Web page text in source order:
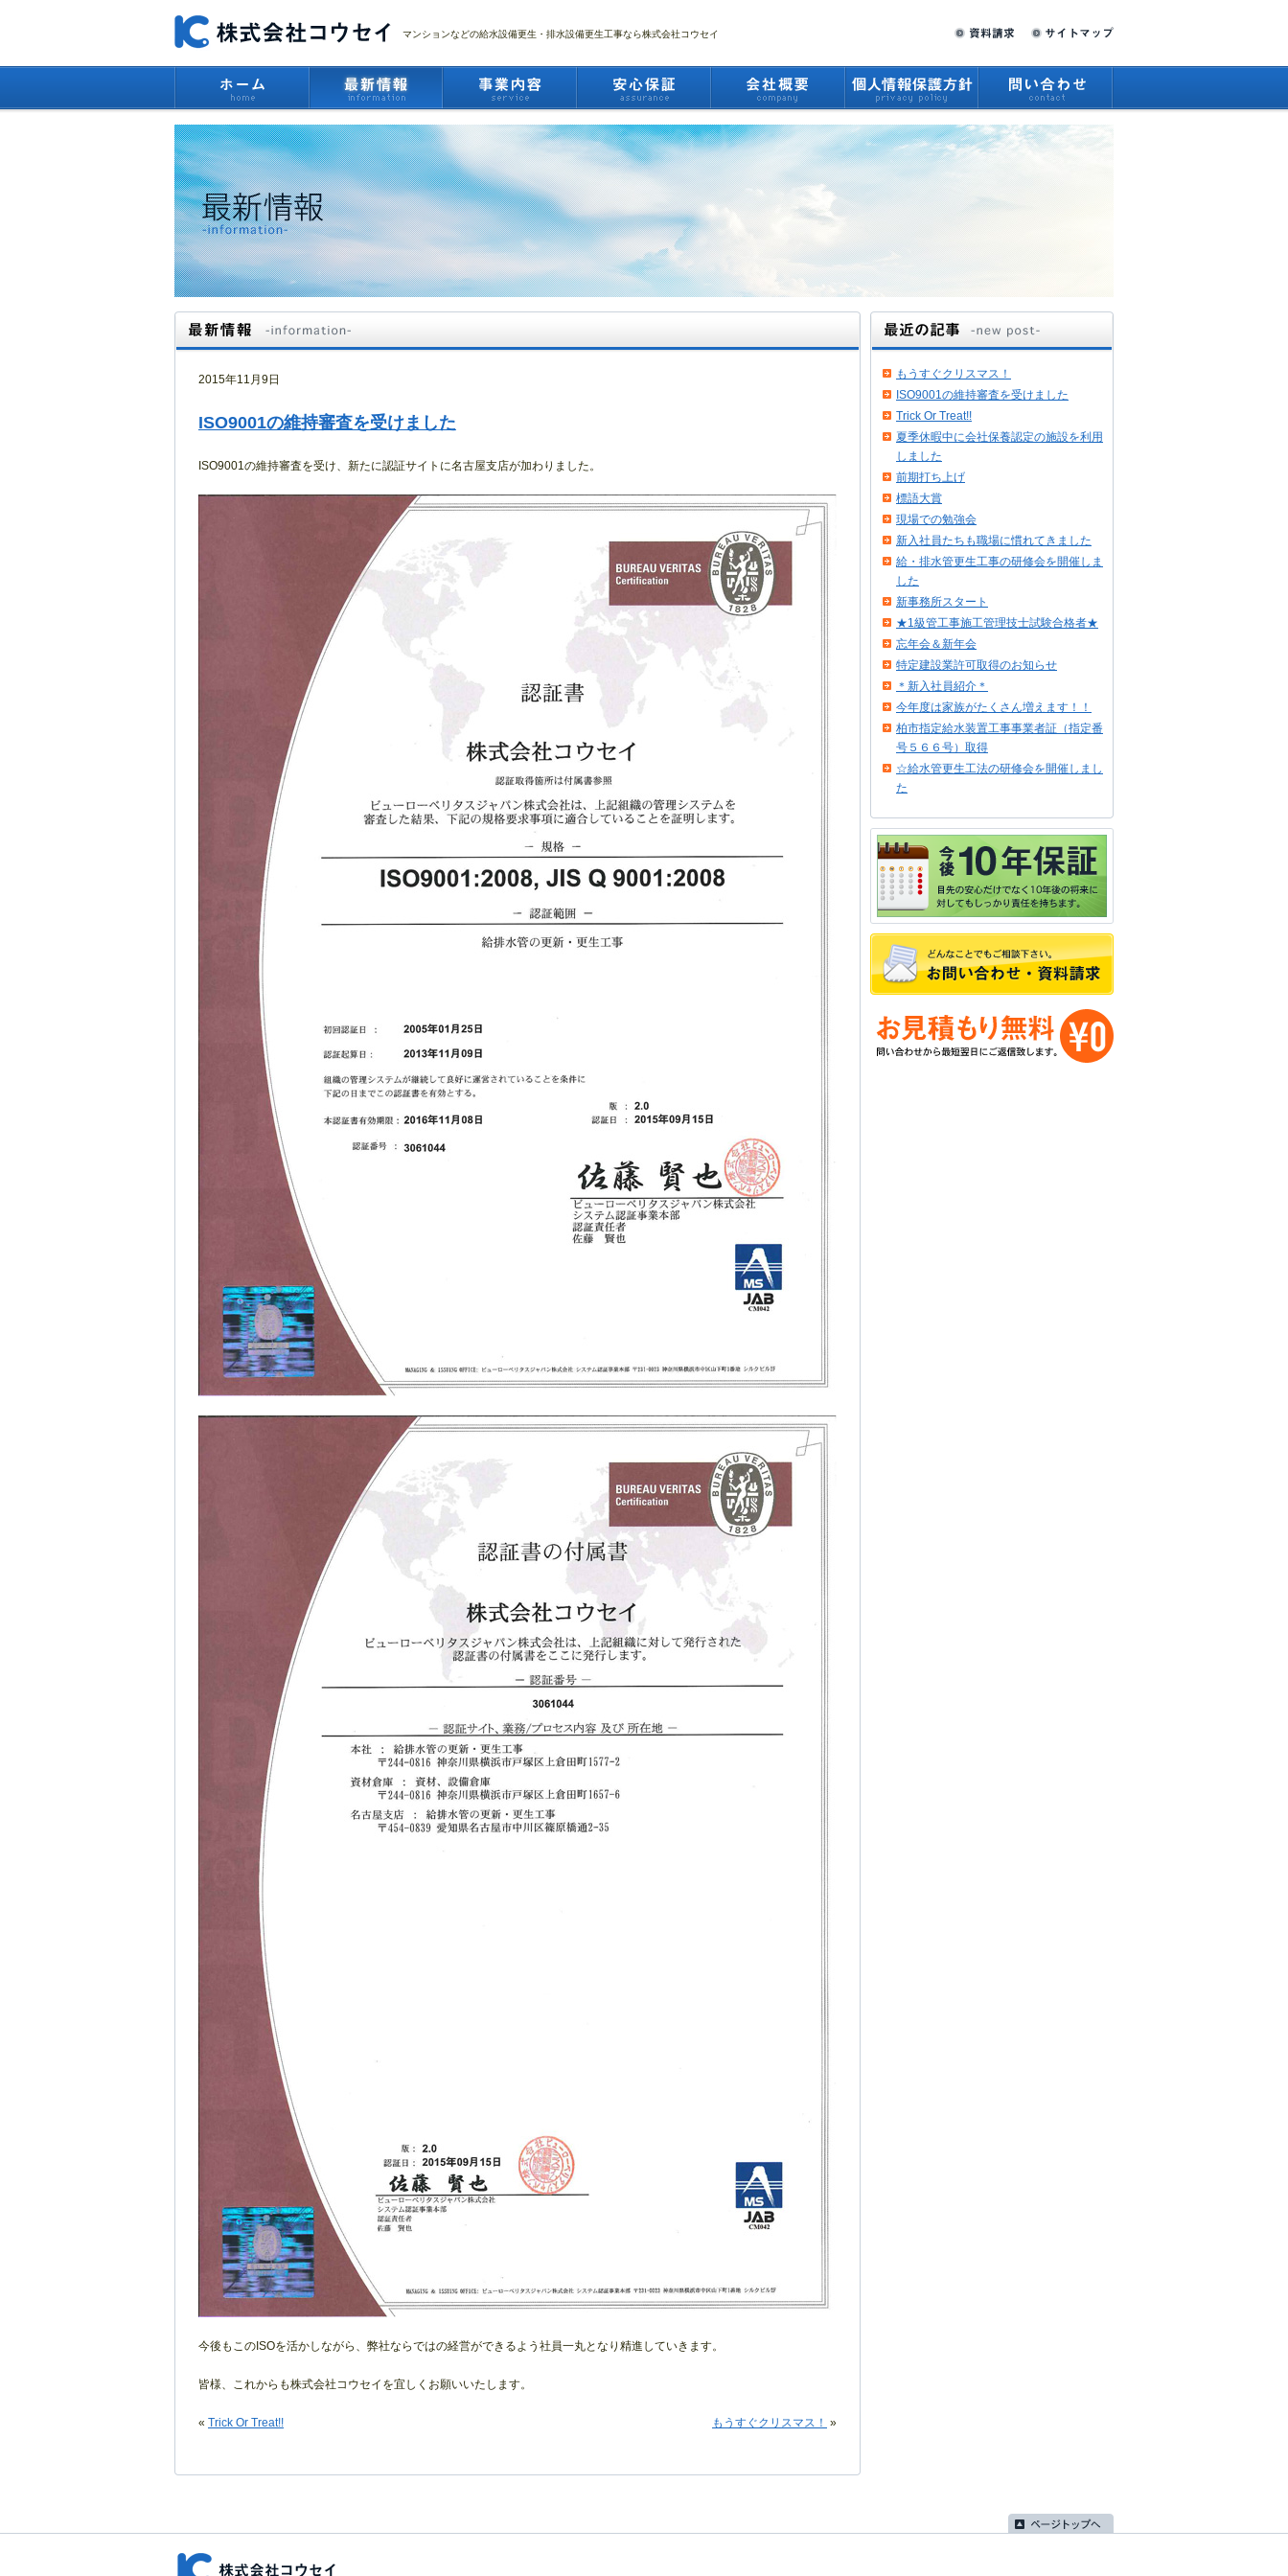
マンションなどの給水設備更生・排水設備更生工事なら株式会社コウセイ
2015年11月9日
ISO9001の維持審査を受けました
ISO9001の維持審査を受け、新たに認証サイトに名古屋支店が加わりました。
今後もこのISOを活かしながら、弊社ならではの経営ができるよう社員一丸となり精進していきます。
皆様、これからも株式会社コウセイを宜しくお願いいたします。
« Trick Or Treat!! もうすぐクリスマス！ »
もうすぐクリスマス！
ISO9001の維持審査を受けました
Trick Or Treat!!
夏季休暇中に会社保養認定の施設を利用
しました
前期打ち上げ
標語大賞
現場での勉強会
新入社員たちも職場に慣れてきました
給・排水管更生工事の研修会を開催しま
した
新事務所スタート
★1級管工事施工管理技士試験合格者★
忘年会＆新年会
特定建設業許可取得のお知らせ
＊新入社員紹介＊
今年度は家族がたくさん増えます！！
柏市指定給水装置工事事業者証（指定番
号５６６号）取得
☆給水管更生工法の研修会を開催しまし
た